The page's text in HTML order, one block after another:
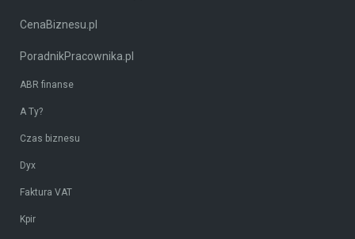
CenaBiznesu.pl
PoradnikPracownika.pl
ABR finanse
A Ty?
Czas biznesu
Dyx
Faktura VAT
Kpir